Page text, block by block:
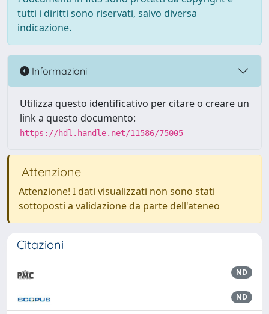
tutti i diritti sono riservati, salvo diversa
indicazione.
Informazioni
Utilizza questo identificativo per citare o creare un
link a questo documento:
https://hdl.handle.net/11586/75005
Attenzione
Attenzione! I dati visualizzati non sono stati
sottoposti a validazione da parte dell'ateneo
Citazioni
ND
ND